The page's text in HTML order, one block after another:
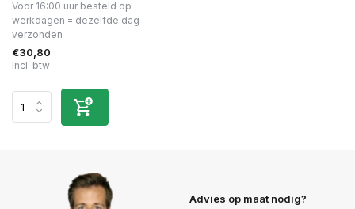
Voor 16:00 uur besteld op
werkdagen = dezelfde dag
verzonden
€30,80
Incl. btw
Advies op maat nodig?